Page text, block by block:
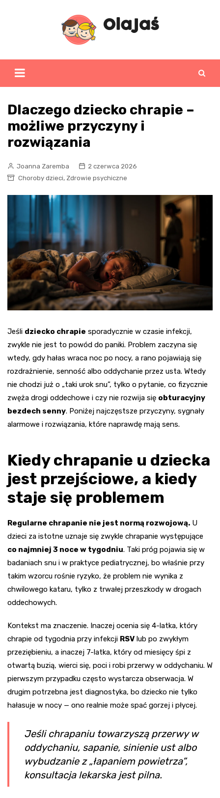
Dlaczego dziecko chrapie –
możliwe przyczyny i
rozwiązania
Joanna Zaremba
2 czerwca 2026
Choroby dzieci, Zdrowie psychiczne
Jeśli dziecko chrapie sporadycznie w czasie infekcji,
zwykle nie jest to powód do paniki. Problem zaczyna się
wtedy, gdy hałas wraca noc po nocy, a rano pojawiają się
rozdrażnienie, senność albo oddychanie przez usta. Wtedy
nie chodzi już o „taki urok snu”, tylko o pytanie, co fizycznie
zwęża drogi oddechowe i czy nie rozwija się obturacyjny
bezdech senny. Poniżej najczęstsze przyczyny, sygnały
alarmowe i rozwiązania, które naprawdę mają sens.
Kiedy chrapanie u dziecka
jest przejściowe, a kiedy
staje się problemem
Regularne chrapanie nie jest normą rozwojową. U
dzieci za istotne uznaje się zwykle chrapanie występujące
co najmniej 3 noce w tygodniu. Taki próg pojawia się w
badaniach snu i w praktyce pediatrycznej, bo właśnie przy
takim wzorcu rośnie ryzyko, że problem nie wynika z
chwilowego kataru, tylko z trwałej przeszkody w drogach
oddechowych.
Kontekst ma znaczenie. Inaczej ocenia się 4-latka, który
chrapie od tygodnia przy infekcji RSV lub po zwykłym
przeziębieniu, a inaczej 7-latka, który od miesięcy śpi z
otwartą buzią, wierci się, poci i robi przerwy w oddychaniu. W
pierwszym przypadku często wystarcza obserwacja. W
drugim potrzebna jest diagnostyka, bo dziecko nie tylko
hałasuje w nocy — ono realnie może spać gorzej i płycej.
Jeśli chrapaniu towarzyszą przerwy w
oddychaniu, sapanie, sinienie ust albo
wybudzanie z „łapaniem powietrza”,
konsultacja lekarska jest pilna.